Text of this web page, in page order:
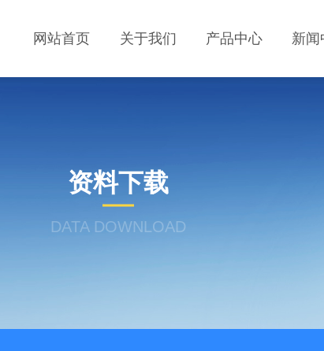
网站首页 关于我们 产品中心 新闻
资料下载
DATA DOWNLOAD